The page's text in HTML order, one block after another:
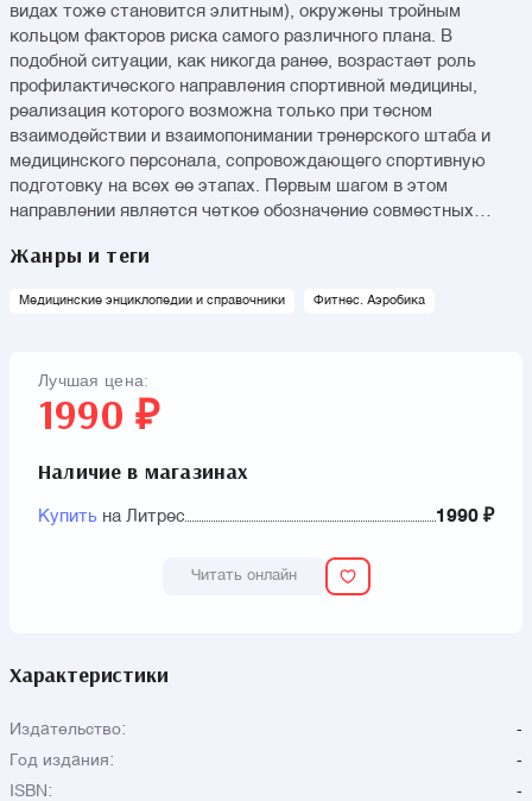
видах тоже становится элитным), окружены тройным
кольцом факторов риска самого различного плана. В
подобной ситуации, как никогда ранее, возрастает роль
профилактического направления спортивной медицины,
реализация которого возможна только при тесном
взаимодействии и взаимопонимании тренерского штаба и
медицинского персонала, сопровождающего спортивную
подготовку на всех ее этапах. Первым шагом в этом
направлении является четкое обозначение совместных
оснащенности пути их решения. Этому и посвящена
только тренерам, но также преподавателям физической
врачам общей практики, работающим с юными атлетами на
начальном этапе спортивной подготовки.
Жанры и теги
Медицинские энциклопедии и справочники Фитнес. Аэробика
Лучшая цена:
1990 ₽
Наличие в магазинах
Купить на Литрес 1990 ₽
Читать онлайн
Характеристики
Издательство:
-
Год издания:
-
ISBN:
-